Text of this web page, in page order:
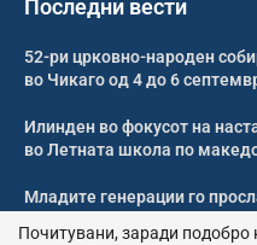
Последни вести
52-ри црковно-народен
во Чикаго од 4 до 6
Илинден во фокусот на
во Летната школа по
Младите генерации го
Почитувани, заради подобро